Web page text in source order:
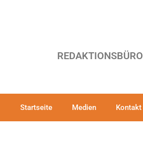
REDAKTIONSBÜRO
Startseite Medien Kontakt